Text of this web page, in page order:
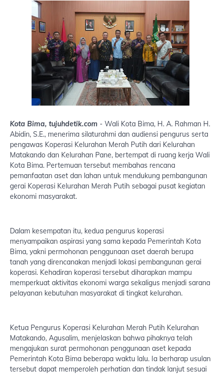
Kota Bima, tujuhdetik.com - Wali Kota Bima, H. A. Rahman H.
Abidin, S.E., menerima silaturahmi dan audiensi pengurus serta
pengawas Koperasi Kelurahan Merah Putih dari Kelurahan
Matakando dan Kelurahan Pane, bertempat di ruang kerja Wali
Kota Bima. Pertemuan tersebut membahas rencana
pemanfaatan aset dan lahan untuk mendukung pembangunan
gerai Koperasi Kelurahan Merah Putih sebagai pusat kegiatan
ekonomi masyarakat.
Dalam kesempatan itu, kedua pengurus koperasi
menyampaikan aspirasi yang sama kepada Pemerintah Kota
Bima, yakni permohonan penggunaan aset daerah berupa
tanah yang direncanakan menjadi lokasi pembangunan gerai
koperasi. Kehadiran koperasi tersebut diharapkan mampu
memperkuat aktivitas ekonomi warga sekaligus menjadi sarana
pelayanan kebutuhan masyarakat di tingkat kelurahan.
Ketua Pengurus Koperasi Kelurahan Merah Putih Kelurahan
Matakando, Agusalim, menjelaskan bahwa pihaknya telah
mengajukan surat permohonan penggunaan aset kepada
Pemerintah Kota Bima beberapa waktu lalu. Ia berharap usulan
tersebut dapat memperoleh perhatian dan tindak lanjut sesuai